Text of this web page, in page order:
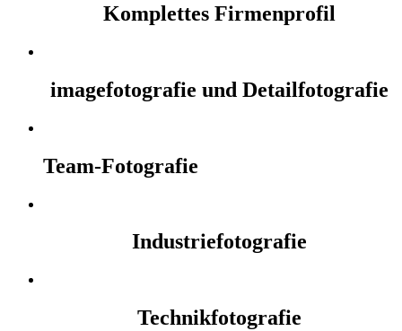
Komplettes Firmenprofil
imagefotografie und Detailfotografie
Team-Fotografie
Industriefotografie
Technikfotografie